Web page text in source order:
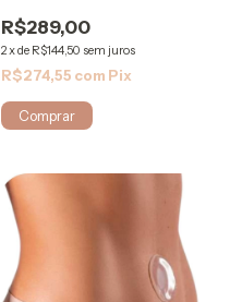
R$289,00
2xde R$144,50 sem juros
R$274,55 com Pix
Comprar